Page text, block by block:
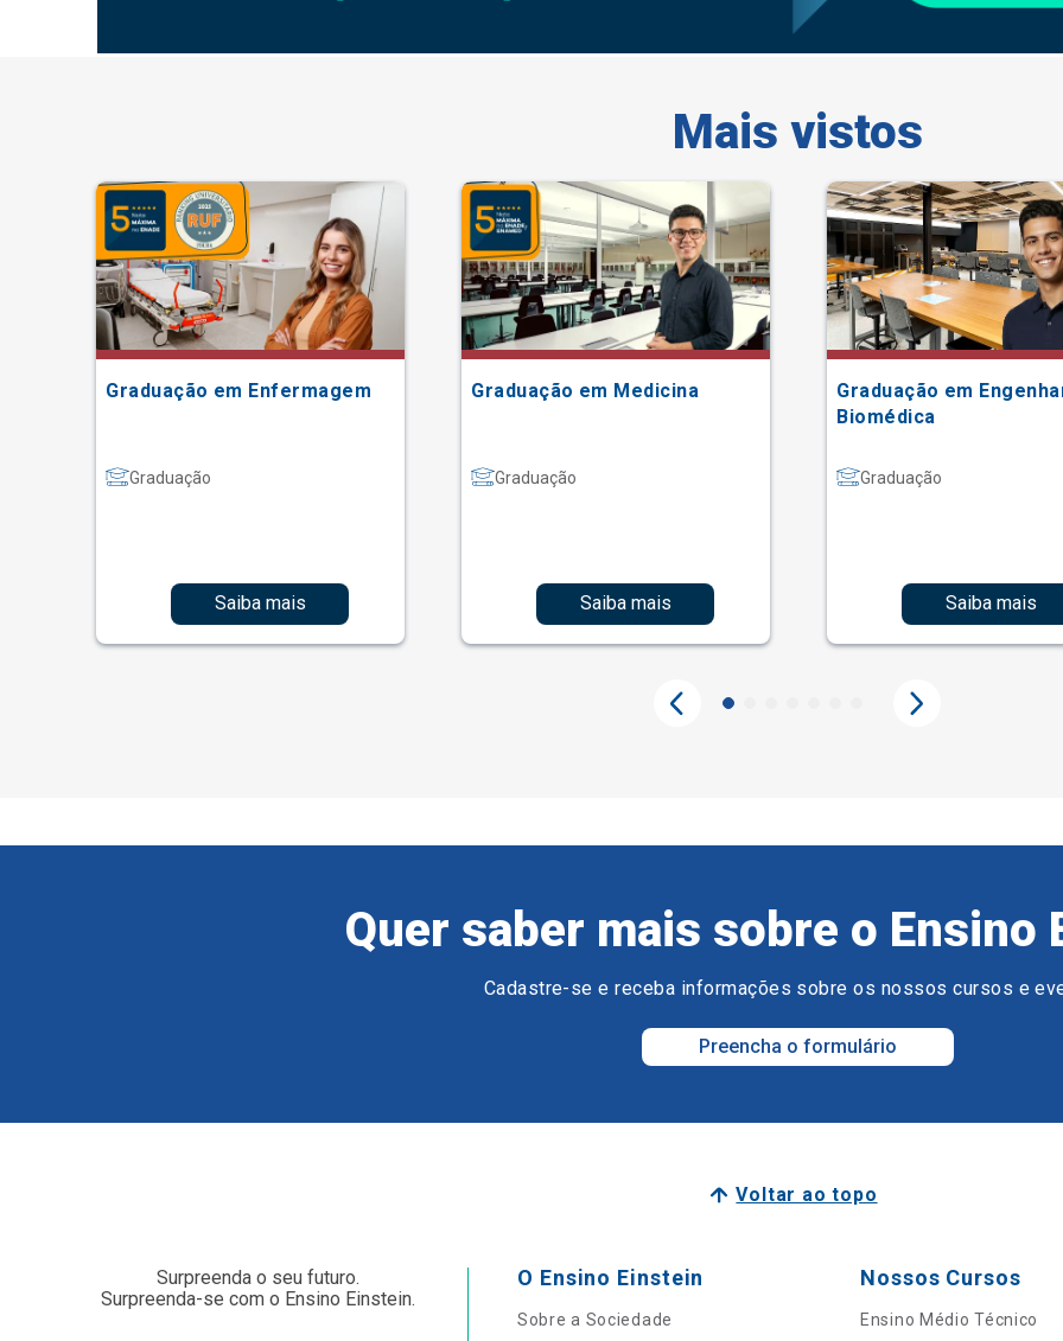
Mais vistos
Graduação em Enfermagem
Graduação
Saiba mais
Graduação em Medicina
Graduação
Saiba mais
Graduação em
Biomédica
Graduação
Saiba mais
Quer saber mais sobre o Ensino
Cadastre-se e receba informações sobre os nossos cursos e
Preencha o formulário
Voltar ao topo
Surpreenda o seu futuro.
Surpreenda-se com o Ensino Einstein.
O Ensino Einstein
Sobre a Sociedade
Nossos Cursos
Ensino Médio Técnico